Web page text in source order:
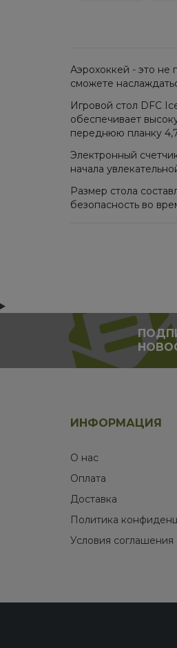
Аэрохоккей - это не
сможете
Игровой стол DFC
обеспечивает
переднюю планку
Электронный
начала
Размер стола
безопасность во
ИНФОРМАЦИЯ
О нас
Оплата
Доставка
Политика
Условия соглашения